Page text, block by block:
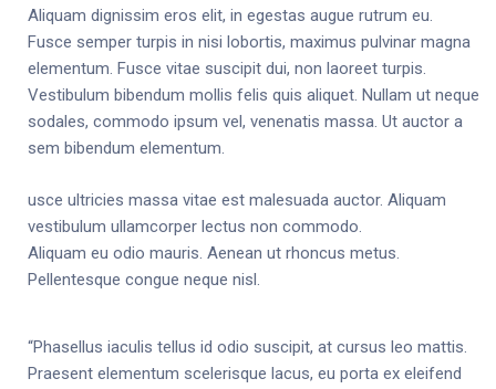
Aliquam dignissim eros elit, in egestas augue rutrum eu.
Fusce semper turpis in nisi lobortis, maximus pulvinar magna
elementum. Fusce vitae suscipit dui, non laoreet turpis.
Vestibulum bibendum mollis felis quis aliquet. Nullam ut neque
sodales, commodo ipsum vel, venenatis massa. Ut auctor a
sem bibendum elementum.
usce ultricies massa vitae est malesuada auctor. Aliquam
vestibulum ullamcorper lectus non commodo.
Aliquam eu odio mauris. Aenean ut rhoncus metus.
Pellentesque congue neque nisl.
“Phasellus iaculis tellus id odio suscipit, at cursus leo mattis.
Praesent elementum scelerisque lacus, eu porta ex eleifend